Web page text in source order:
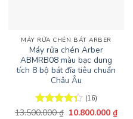
MÁY RỬA CHÉN BÁT ARBER
Máy rửa chén Arber
ABMRB08 màu bạc dung
tích 8 bộ bát đĩa tiêu chuẩn
Châu Âu
Được xếp
(16)
13.500.000₫ Giá
10.800.000₫Giá